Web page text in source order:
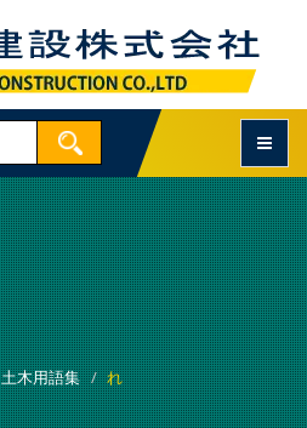
土木用語集 れ